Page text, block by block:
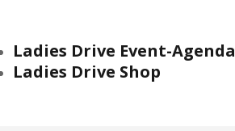
Ladies Drive Event-Agenda
Ladies Drive Shop